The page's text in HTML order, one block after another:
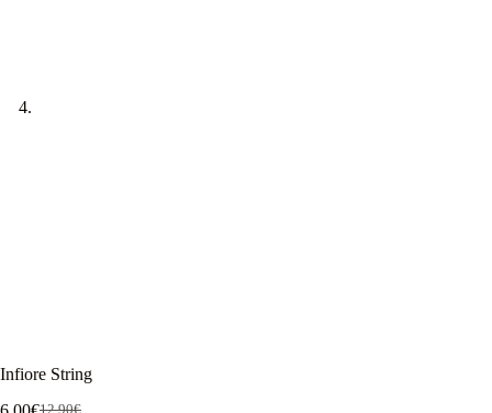
Infiore String
12,90€